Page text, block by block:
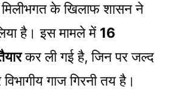
मिलीभगत के खिलाफ शासन ने
है। इस मामले में 16
कर ली गई है, जिन पर जल्द
गाज गिरनी तय है।